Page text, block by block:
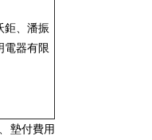
鉅、潘振
電器有限
墊付費用